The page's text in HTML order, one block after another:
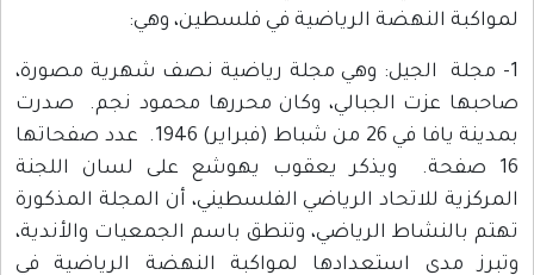
لمواكبة النهضة الرياضية في فلسطين، وهي:
1- مجلة الجيل: وهي مجلة رياضية نصف شهرية مصورة،
صاحبها عزت الجبالي، وكان محررها محمود نجم. صدرت
بمدينة يافا في 26 من شباط (فبراير) 1946. عدد صفحاتها
16 صفحة. ويذكر يعقوب يهوشع على لسان اللجنة
المركزية للاتحاد الرياضي الفلسطيني، أن المجلة المذكورة
تهتم بالنشاط الرياضي، وتنطق باسم الجمعيات والأندية،
وتبرز مدى استعدادها لمواكبة النهضة الرياضية في